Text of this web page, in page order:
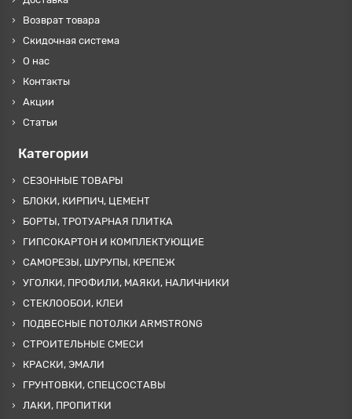
Возврат товара
Скидочная система
О нас
Контакты
Акции
Статьи
Категории
СЕЗОННЫЕ ТОВАРЫ
БЛОКИ, КИРПИЧ, ЦЕМЕНТ
БОРТЫ, ТРОТУАРНАЯ ПЛИТКА
ГИПСОКАРТОН И КОМПЛЕКТУЮЩИЕ
САМОРЕЗЫ, ШУРУПЫ, КРЕПЕЖ
УГОЛКИ, ПРОФИЛИ, МАЯКИ, НАЛИЧНИКИ
СТЕКЛООБОИ, КЛЕИ
ПОДВЕСНЫЕ ПОТОЛКИ ARMSTRONG
СТРОИТЕЛЬНЫЕ СМЕСИ
КРАСКИ, ЭМАЛИ
ГРУНТОВКИ, СПЕЦСОСТАВЫ
ЛАКИ, ПРОПИТКИ